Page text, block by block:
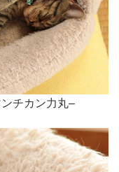
チカン力丸–